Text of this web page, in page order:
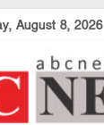
August 8, 2026